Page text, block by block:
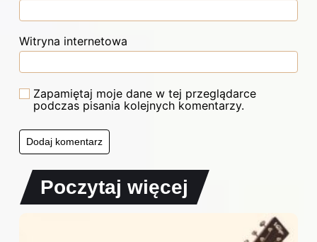
Witryna internetowa
Zapamiętaj moje dane w tej przeglądarce
podczas pisania kolejnych komentarzy.
Poczytaj więcej